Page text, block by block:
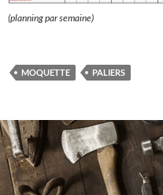
(planning par semaine)
MOQUETTE PALIERS